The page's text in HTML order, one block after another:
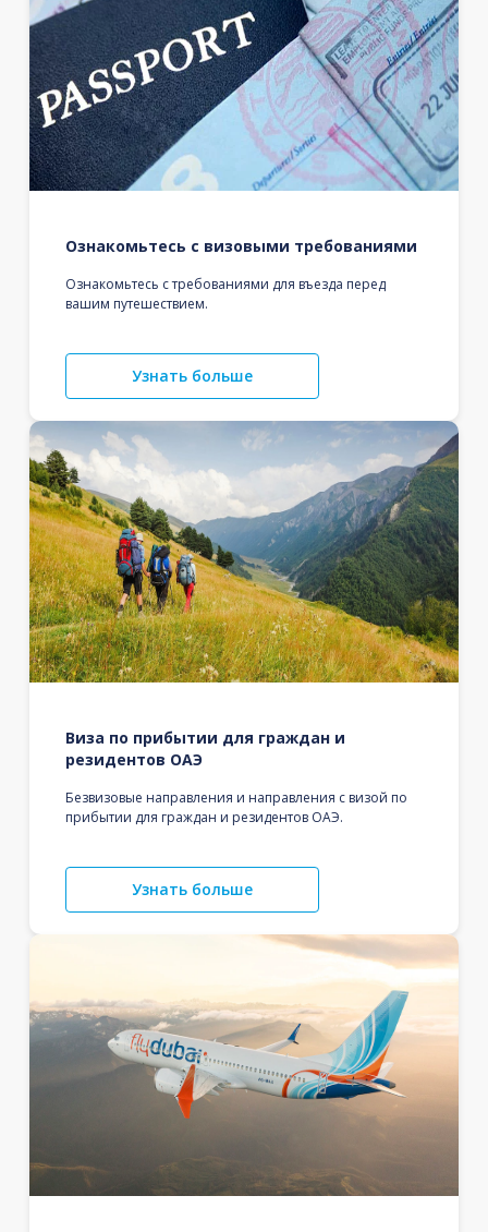
Ознакомьтесь с визовыми требованиями
Ознакомьтесь с требованиями для въезда перед
вашим путешествием.
Узнать больше
Виза по прибытии для граждан и
резидентов ОАЭ
Безвизовые направления и направления с визой по
прибытии для граждан и резидентов ОАЭ.
Узнать больше